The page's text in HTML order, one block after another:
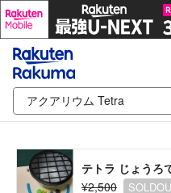
テトラ じょうろ
¥2,500